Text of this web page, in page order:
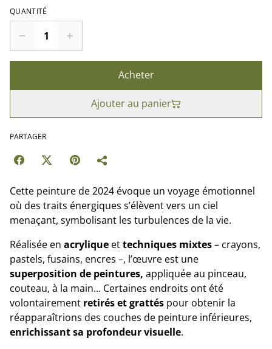
QUANTITÉ
Acheter
Ajouter au panier
PARTAGER
Cette peinture de 2024 évoque un voyage émotionnel
où des traits énergiques s’élèvent vers un ciel
menaçant, symbolisant les turbulences de la vie.
Réalisée en acrylique ettechniques mixtes– crayons,
pastels, fusains, encres –, l’œuvre est une
superposition de peintures, appliquée au pinceau,
couteau, à la main... Certaines endroits ont été
volontairement retirés et grattés pour obtenir la
réapparaîtrions des couches de peinture inférieures,
enrichissant sa profondeur visuelle.